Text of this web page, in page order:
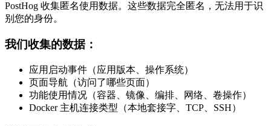
PostHog 收集匿名使用数据。这些数据完全匿名，无法用于识
别您的身份。
我们收集的数据：
应用启动事件（应用版本、操作系统）
页面导航（访问了哪些页面）
功能使用情况（容器、镜像、编排、网络、卷操作）
Docker 主机连接类型（本地套接字、TCP、SSH）